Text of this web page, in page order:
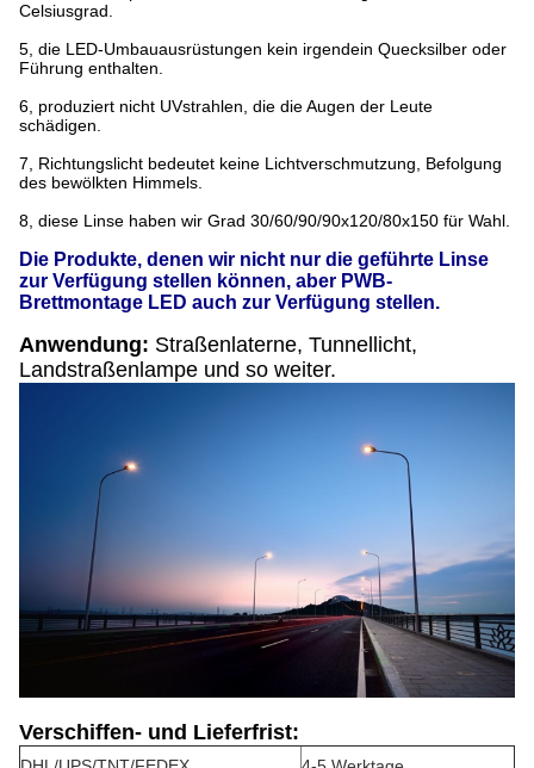
Celsiusgrad.
5, die LED-Umbauausrüstungen kein irgendein Quecksilber oder
Führung enthalten.
6, produziert nicht UVstrahlen, die die Augen der Leute
schädigen.
7, Richtungslicht bedeutet keine Lichtverschmutzung, Befolgung
des bewölkten Himmels.
8, diese Linse haben wir Grad 30/60/90/90x120/80x150 für Wahl.
Die Produkte, denen wir nicht nur die geführte Linse
zur Verfügung stellen können, aber PWB-
Brettmontage LED auch zur Verfügung stellen.
Anwendung: Straßenlaterne, Tunnellicht,
Landstraßenlampe und so weiter.
Verschiffen- und Lieferfrist: